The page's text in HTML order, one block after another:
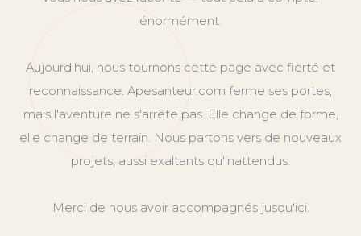
énormément.
Aujourd'hui, nous tournons cette page avec fierté et
reconnaissance. Apesanteur.com ferme ses portes,
mais l'aventure ne s'arrête pas. Elle change de forme,
elle change de terrain. Nous partons vers de nouveaux
projets, aussi exaltants qu'inattendus.
Merci de nous avoir accompagnés jusqu'ici.